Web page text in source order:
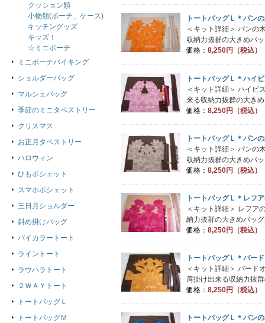
トートバッグＬ＊パン
＜キット詳細＞ パンの
収納力抜群の大きめバ
価格： 8,250円（税込）
トートバッグＬ＊ハイ
＜キット詳細＞ ハイビ
来る収納力抜群の大き
価格： 8,250円（税込）
トートバッグＬ＊パン
＜キット詳細＞ パンの
収納力抜群の大きめバ
価格： 8,250円（税込）
トートバッグＬ＊レフ
＜キット詳細＞ レフア
納力抜群の大きめバッ
価格： 8,250円（税込）
トートバッグＬ＊バー
＜キット詳細＞ バード
肩掛け出来る収納力抜
価格： 8,250円（税込）
トートバッグＬ＊パン
クッション類
小物類(ポーチ、ケース)
キッチングッズ
キッズ！
☆ミニポーチ
ミニポーチバイキング
ショルダーバッグ
マルシェバッグ
季節のミニタペストリー
クリスマス
お正月タペストリー
ハロウィン
ひもポシェット
スマホポシェット
三日月ショルダー
斜め掛けバッグ
バイカラートート
ライントート
ラウハラトート
２ＷＡＹトート
トートバッグＬ
トートバッグＭ